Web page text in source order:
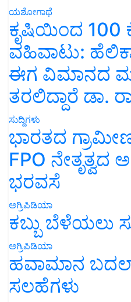
ಯಶೋಗಾಥೆ
ಕೃಷಿಯಿಂದ
ವಹಿವಾಟು:
ಈಗ ವಿಮಾನದ
ತರಲಿದ್ದಾರೆ ಡಾ.
ಸುದ್ದಿಗಳು
ಭಾರತದ
FPO ನೇತೃತ್ವದ
ಭರವಸೆ
ಅಗ್ರಿಪಿಡಿಯಾ
ಕಬ್ಬು ಬೆಳೆಯಲು
ಅಗ್ರಿಪಿಡಿಯಾ
ಹವಾಮಾನ
ಸಲಹೆಗಳು